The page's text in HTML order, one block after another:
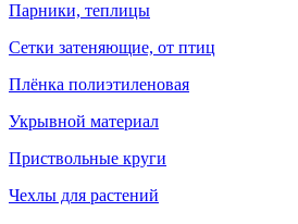
Парники, теплицы
Сетки затеняющие, от птиц
Плёнка полиэтиленовая
Укрывной материал
Приствольные круги
Чехлы для растений